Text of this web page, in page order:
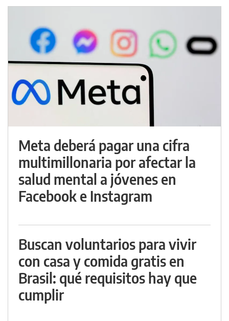
Meta deberá pagar una cifra
multimillonaria por afectar la
salud mental a jóvenes en
Facebook e Instagram
Buscan voluntarios para vivir
con casa y comida gratis en
Brasil: qué requisitos hay que
cumplir